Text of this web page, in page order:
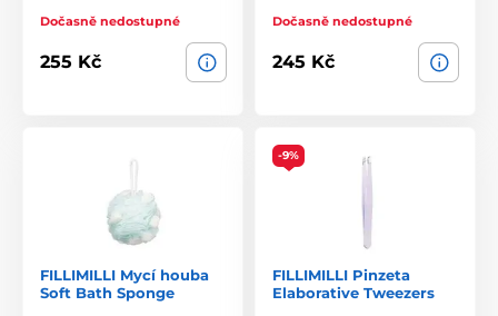
Dočasně nedostupné
255 Kč
Dočasně nedostupné
245 Kč
FILLIMILLI Mycí houba
Soft Bath Sponge
-9%
FILLIMILLI Pinzeta
Elaborative Tweezers